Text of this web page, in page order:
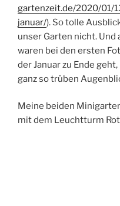
gartenzeit.de/2020/01/
januar/). So tolle
unser Garten nicht.
waren bei den ersten
der Januar zu Ende
ganz so trüben
Meine beiden
mit dem Leuchtturm